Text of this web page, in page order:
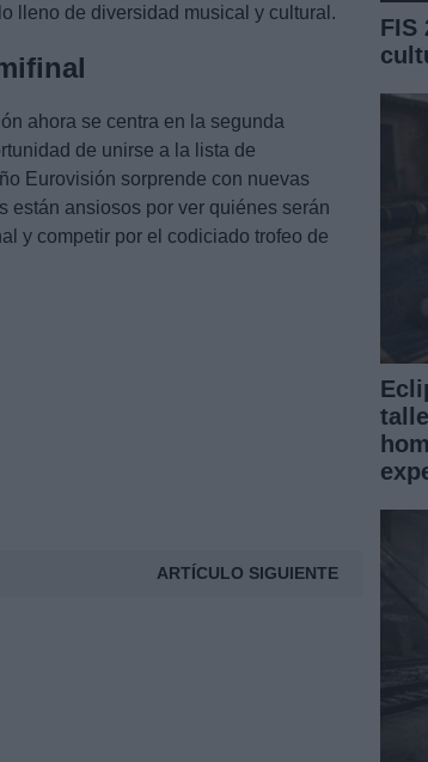
lleno de diversidad musical y cultural.
ahora se centra en la segunda
de unirse a la lista de
Eurovisión sorprende con nuevas
están ansiosos por ver quiénes serán
y competir por el codiciado trofeo de
ARTÍCULO SIGUIENTE
FIS